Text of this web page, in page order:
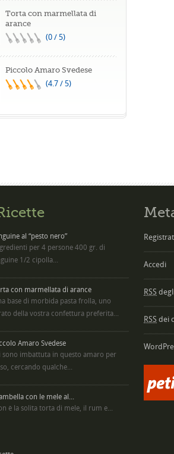
Torta con marmellata di
arance
(0 / 5)
Piccolo Amaro Svedese
(4.7 / 5)
al “pesto nero”
per 4 persone 400 gr. di
1/2 cipolla...
con marmellata di arance
base di morbida pasta frolla, uno
della vostra confettura preferita...
Amaro Svedese
sono imbattuta in questo amaro per
cercando qualche...
con le mele al...
è la solita torta di mele, il rum e...
Accedi
RSS
RSS dei